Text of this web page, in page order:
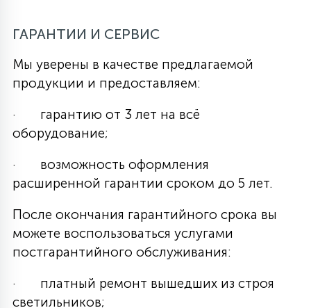
ГАРАНТИИ И СЕРВИС
Мы уверены в качестве предлагаемой
продукции и предоставляем:
· гарантию от 3 лет на всё
оборудование;
· возможность оформления
расширенной гарантии сроком до 5 лет.
После окончания гарантийного срока вы
можете воспользоваться услугами
постгарантийного обслуживания:
· платный ремонт вышедших из строя
светильников;